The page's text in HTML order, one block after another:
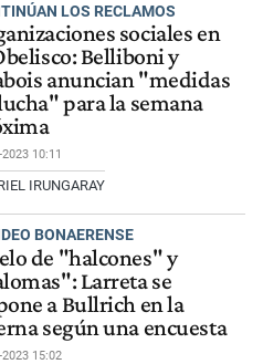
LOS RECLAMOS
sociales en
Belliboni y
anuncian "medidas
para la semana
2023 10:11
IRUNGARAY
BONAERENSE
de "halcones" y
Larreta se
a Bullrich en la
según una encuesta
2023 15:02